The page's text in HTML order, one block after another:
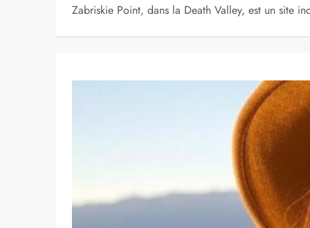
Zabriskie Point, dans la Death Valley, est un site